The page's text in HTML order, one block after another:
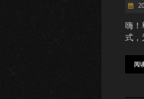
嗨！
式
阅